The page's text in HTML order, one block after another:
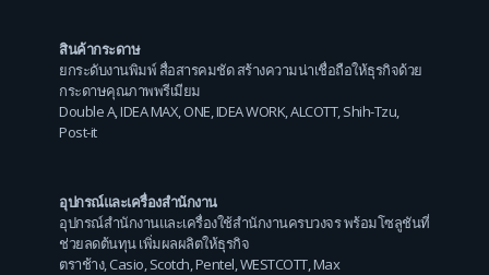
สินค้ากระดาษ
ยกระดับงานพิมพ์ สื่อสารคมชัด สร้างความน่าเชื่อถือให้ธุรกิจด้วย
กระดาษคุณภาพพรีเมียม
Double A,IDEA MAX,ONE,IDEA WORK,ALCOTT,Shih-Tzu,
Post-it
อุปกรณ์และเครื่องสำนักงาน
อุปกรณ์สำนักงานและเครื่องใช้สำนักงานครบวงจร พร้อมโซลูชันที่
ช่วยลดต้นทุน เพิ่มผลผลิตให้ธุรกิจ
ตราช้าง, Casio Scotch Pentel WESTCOTT, Max